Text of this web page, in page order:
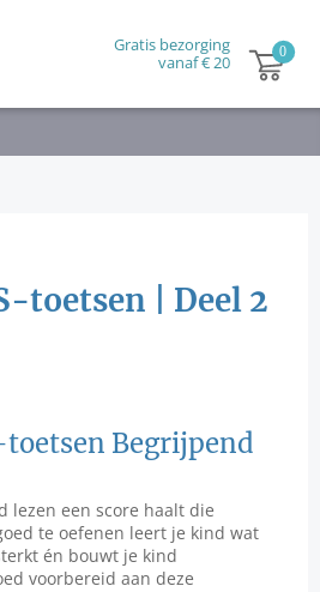
Gratis bezorging
vanaf € 20
toetsen | Deel 2
toetsen Begrijpend
lezen een score haalt die
te oefenen leert je kind wat
én bouwt je kind
voorbereid aan deze